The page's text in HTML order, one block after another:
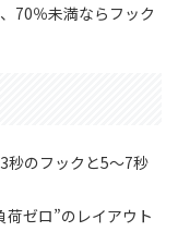
70％未満ならフック
秒のフックと5〜7秒
ゼロ”のレイアウト